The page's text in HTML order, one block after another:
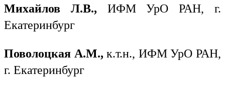
Михайлов Л.В., ИФМ УрО РАН, г.
Екатеринбург
Поволоцкая А.М., к.т.н., ИФМ УрО РАН,
г. Екатеринбург